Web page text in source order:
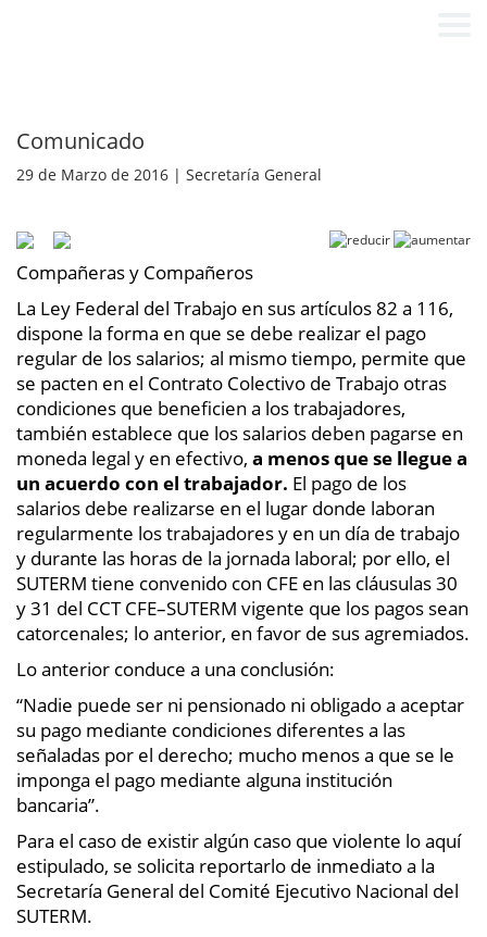
Comunicado
29 de Marzo de 2016 | Secretaría General
Compañeras y Compañeros
La Ley Federal del Trabajo en sus artículos 82 a 116,
dispone la forma en que se debe realizar el pago
regular de los salarios; al mismo tiempo, permite que
se pacten en el Contrato Colectivo de Trabajo otras
condiciones que beneficien a los trabajadores,
también establece que los salarios deben pagarse en
moneda legal y en efectivo, a menos que se llegue a
un acuerdo con el trabajador. El pago de los
salarios debe realizarse en el lugar donde laboran
regularmente los trabajadores y en un día de trabajo
y durante las horas de la jornada laboral; por ello, el
SUTERM tiene convenido con CFE en las cláusulas 30
y 31 del CCT CFE–SUTERM vigente que los pagos sean
catorcenales; lo anterior, en favor de sus agremiados.
Lo anterior conduce a una conclusión:
“Nadie puede ser ni pensionado ni obligado a aceptar
su pago mediante condiciones diferentes a las
señaladas por el derecho; mucho menos a que se le
imponga el pago mediante alguna institución
bancaria”.
Para el caso de existir algún caso que violente lo aquí
estipulado, se solicita reportarlo de inmediato a la
Secretaría General del Comité Ejecutivo Nacional del
SUTERM.